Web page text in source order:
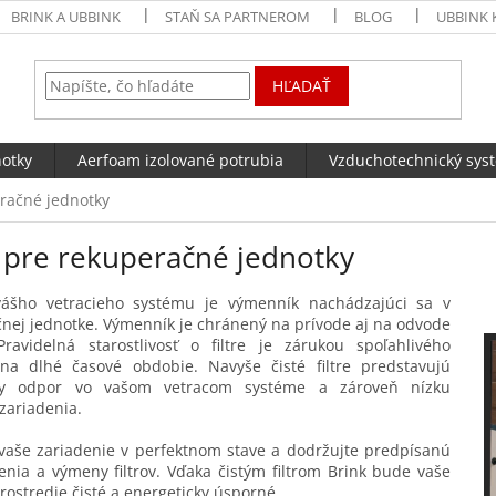
BRINK A UBBINK STAŇ SA PARTNEROM BLOG UBBINK
HĽADAŤ
Aerfoam izolované potrubia Vzduchotechnický
jednotky
rekuperačné jednotky
vetracieho systému je výmenník nachádzajúci sa v
jednotke. Výmenník je chránený na prívode aj na odvode
starostlivosť o filtre je zárukou spoľahlivého
dlhé časové obdobie. Navyše čisté filtre predstavujú
odpor vo vašom vetracom systéme a zároveň nízku
zariadenie v perfektnom stave a dodržujte predpísanú
a výmeny filtrov. Vďaka čistým filtrom Brink bude vaše